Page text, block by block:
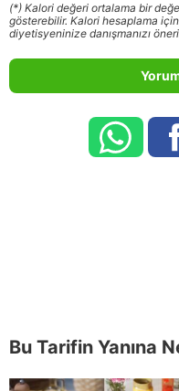
(*) Kalori değeri ortalama bir
gösterebilir. Kalori hesaplama
diyetisyeninize danışmanızı
Bu Tarifin Yanına